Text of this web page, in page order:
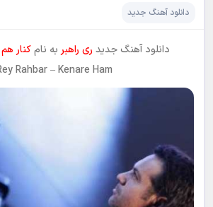
دانلود آهنگ جدید
دانلود آهنگ جدید ری راهبر به نامکنار هم
Rahbar–Kenare Ham